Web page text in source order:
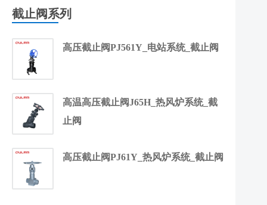
截止阀系列
高压截止阀PJ561Y_电站系统_截止阀
高温高压截止阀J65H_热风炉系统_截
止阀
高压截止阀PJ61Y_热风炉系统_截止阀